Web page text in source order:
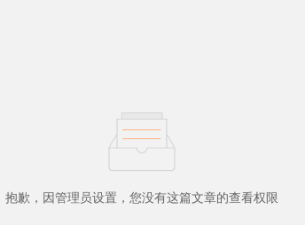
抱歉，因管理员设置，您没有这篇文章的查看权限